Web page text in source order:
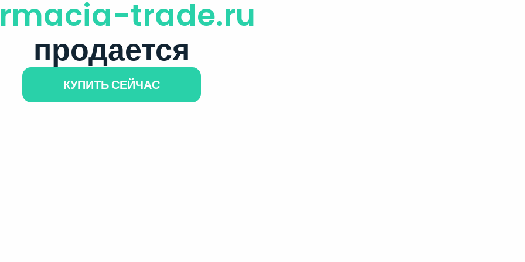
trade.ru
продается
КУПИТЬ СЕЙЧАС